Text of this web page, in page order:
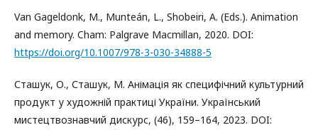
Van Gageldonk, M., Munteán, L., Shobeiri, A. (Eds.). Animation
and memory. Cham: Palgrave Macmillan, 2020. DOI:
https://doi.org/10.1007/978-3-030-34888-5
Сташук, О., Сташук, М. Анімація як специфічний культурний
продукт у художній практиці України. Український
мистецтвознавчий дискурс, (46), 159–164, 2023. DOI: